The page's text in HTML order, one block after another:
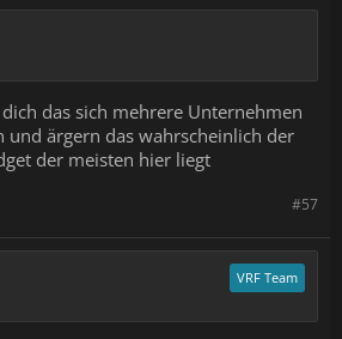
das sich mehrere Unternehmen
und ärgern das wahrscheinlich der
der meisten hier liegt
#57
VRF Team